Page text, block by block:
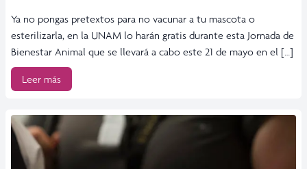
Ya no pongas pretextos para no vacunar a tu mascota o
esterilizarla, en la UNAM lo harán gratis durante esta Jornada de
Bienestar Animal que se llevará a cabo este 21 de mayo en el […]
Leer más